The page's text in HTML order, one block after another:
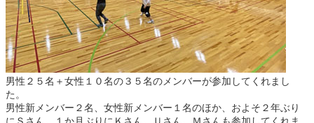
男性２５名＋女性１０名の３５名のメンバーが参加してくれまし
た。
男性新メンバー２名、女性新メンバー１名のほか、およそ２年ぶり
にＳさん、１か月ぶりにＫさん、Ｕさん、Ｍさんも参加してくれま